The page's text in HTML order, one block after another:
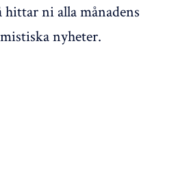
hittar ni alla månadens
nyheter.